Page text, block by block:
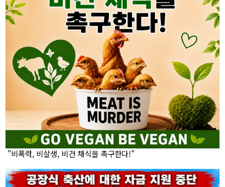
"비폭력, 비살생, 비건 채식을 촉구한다!"